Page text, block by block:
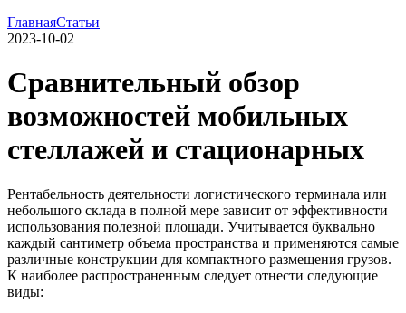
ГлавнаяСтатьи
2023-10-02
Сравнительный обзор
возможностей мобильных
стеллажей и стационарных
Рентабельность деятельности логистического терминала или
небольшого склада в полной мере зависит от эффективности
использования полезной площади. Учитывается буквально
каждый сантиметр объема пространства и применяются самые
различные конструкции для компактного размещения грузов.
К наиболее распространенным следует отнести следующие
виды: